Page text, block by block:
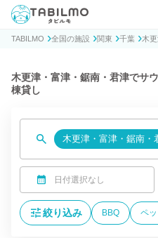
貸別荘コテージ・一棟貸し宿泊予約サ
TABILMO 全国の施設 関東 千葉 木
木更津・富津・鋸南・君津でサ
棟貸し
木更津・富津・鋸南・
日付選択なし
絞り込み BBQ ペ